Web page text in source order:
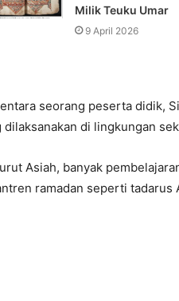
Milik Teuku Umar
9 April 2026
seorang peserta didik,
dilaksanakan di lingkungan
Asiah, banyak
ramadan seperti tadarus